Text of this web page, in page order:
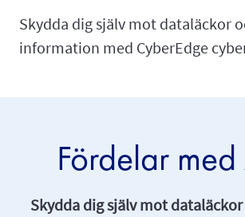
Skydda dig själv mot dataläckor
information med CyberEdge
Fördelar
Skydda dig själv mot